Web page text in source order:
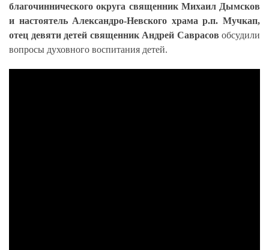
благочиннического округа священник Михаил Дымсков
и настоятель Александро-Невского храма р.п. Мучкап,
отец девяти детей священник Андрей Саврасов обсудили
вопросы духовного воспитания детей.